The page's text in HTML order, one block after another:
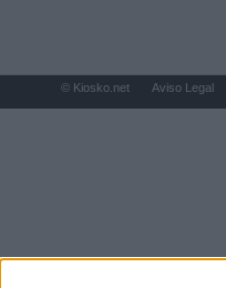
© Kiosko.net Aviso Legal